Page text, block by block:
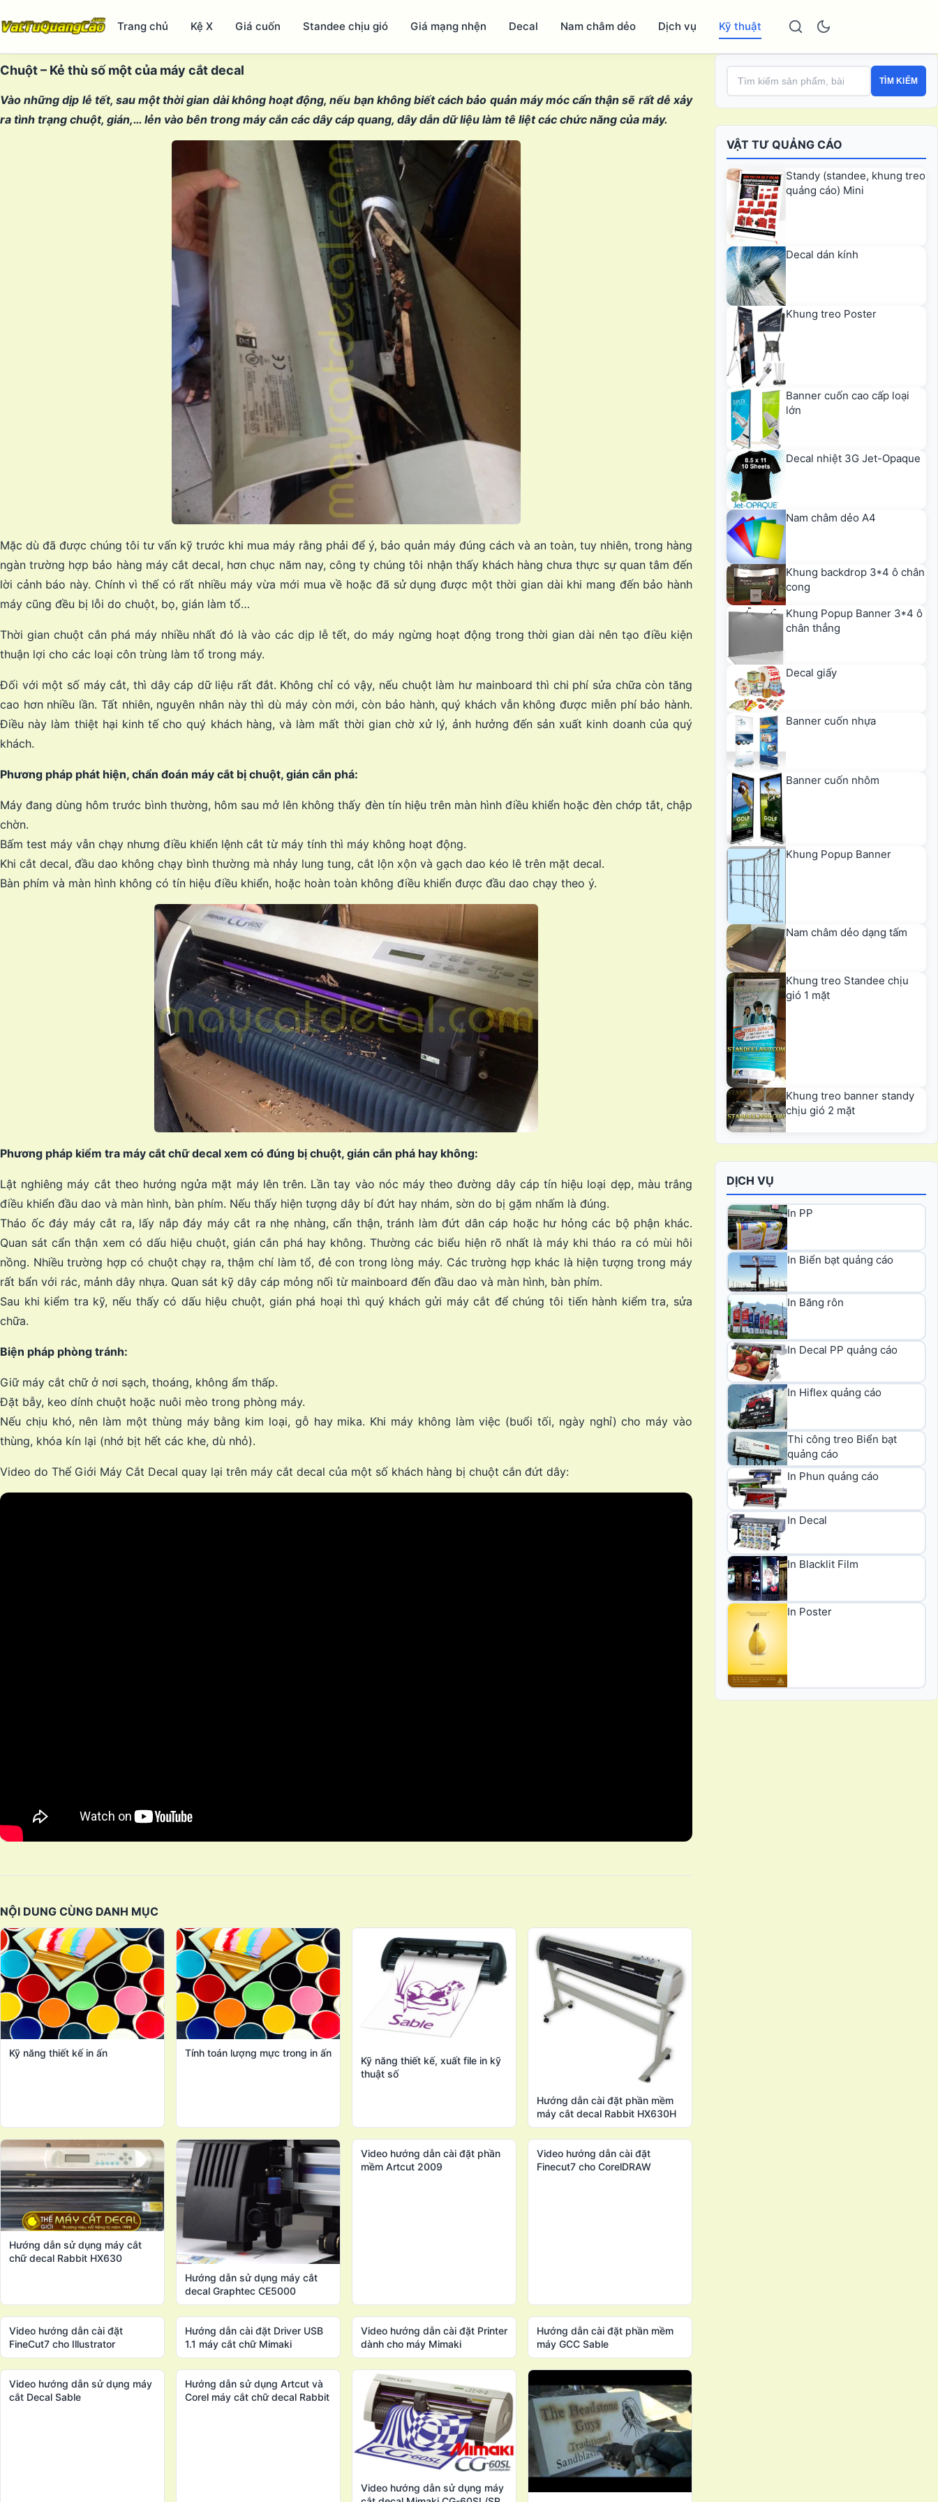
Trang chủ Kệ X Giá cuốn Standee chịu gió Giá mạng nhện Decal Nam châm dẻo Dịch vụ Kỹ thuật
Chuột – Kẻ thù số một của máy cắt decal
Vào những dịp lễ tết, sau một thời gian dài không hoạt động, nếu bạn không biết cách bảo quản máy móc cẩn thận sẽ rất dễ xảy
ra tình trạng chuột, gián,… lẻn vào bên trong máy cắn các dây cáp quang, dây dẫn dữ liệu làm tê liệt các chức năng của máy.
Mặc dù đã được chúng tôi tư vấn kỹ trước khi mua máy rằng phải để ý, bảo quản máy đúng cách và an toàn, tuy nhiên, trong hàng
ngàn trường hợp bảo hàng máy cắt decal, hơn chục năm nay, công ty chúng tôi nhận thấy khách hàng chưa thực sự quan tâm đến
lời cảnh báo này. Chính vì thế có rất nhiều máy vừa mới mua về hoặc đã sử dụng được một thời gian dài khi mang đến bảo hành
máy cũng đều bị lỗi do chuột, bọ, gián làm tổ…
Thời gian chuột cắn phá máy nhiều nhất đó là vào các dịp lễ tết, do máy ngừng hoạt động trong thời gian dài nên tạo điều kiện
thuận lợi cho các loại côn trùng làm tổ trong máy.
Đối với một số máy cắt, thì dây cáp dữ liệu rất đắt. Không chỉ có vậy, nếu chuột làm hư mainboard thì chi phí sửa chữa còn tăng
cao hơn nhiều lần. Tất nhiên, nguyên nhân này thì dù máy còn mới, còn bảo hành, quý khách vẫn không được miễn phí bảo hành.
Điều này làm thiệt hại kinh tế cho quý khách hàng, và làm mất thời gian chờ xử lý, ảnh hưởng đến sản xuất kinh doanh của quý
khách.
Phương pháp phát hiện, chẩn đoán máy cắt bị chuột, gián cắn phá:
Máy đang dùng hôm trước bình thường, hôm sau mở lên không thấy đèn tín hiệu trên màn hình điều khiển hoặc đèn chớp tắt, chập
chờn.
Bấm test máy vẫn chạy nhưng điều khiển lệnh cắt từ máy tính thì máy không hoạt động.
Khi cắt decal, đầu dao không chạy bình thường mà nhảy lung tung, cắt lộn xộn và gạch dao kéo lê trên mặt decal.
Bàn phím và màn hình không có tín hiệu điều khiển, hoặc hoàn toàn không điều khiển được đầu dao chạy theo ý.
Phương pháp kiểm tra máy cắt chữ decal xem có đúng bị chuột, gián cắn phá hay không:
Lật nghiêng máy cắt theo hướng ngửa mặt máy lên trên. Lần tay vào nóc máy theo đường dây cáp tín hiệu loại dẹp, màu trắng
điều khiển đầu dao và màn hình, bàn phím. Nếu thấy hiện tượng dây bí đứt hay nhám, sờn do bị gặm nhấm là đúng.
Tháo ốc đáy máy cắt ra, lấy nắp đáy máy cắt ra nhẹ nhàng, cẩn thận, tránh làm đứt dân cáp hoặc hư hỏng các bộ phận khác.
Quan sát cẩn thận xem có dấu hiệu chuột, gián cắn phá hay không. Thường các biểu hiện rõ nhất là máy khi tháo ra có mùi hôi
nồng. Nhiều trường hợp có chuột chạy ra, thậm chí làm tổ, đẻ con trong lòng máy. Các trường hợp khác là hiện tượng trong máy
rất bẩn với rác, mảnh dây nhựa. Quan sát kỹ dây cáp mỏng nối từ mainboard đến đầu dao và màn hình, bàn phím.
Sau khi kiểm tra kỹ, nếu thấy có dấu hiệu chuột, gián phá hoại thì quý khách gửi máy cắt để chúng tôi tiến hành kiểm tra, sửa
chữa.
Biện pháp phòng tránh:
Giữ máy cắt chữ ở nơi sạch, thoáng, không ẩm thấp.
Đặt bẫy, keo dính chuột hoặc nuôi mèo trong phòng máy.
Nếu chịu khó, nên làm một thùng máy bằng kim loại, gỗ hay mika. Khi máy không làm việc (buổi tối, ngày nghỉ) cho máy vào
thùng, khóa kín lại (nhớ bịt hết các khe, dù nhỏ).
Video do Thế Giới Máy Cắt Decal quay lại trên máy cắt decal của một số khách hàng bị chuột cắn đứt dây:
NỘI DUNG CÙNG DANH MỤC
Kỹ năng thiết kế in ấn Tính toán lượng mực trong in ấn
Kỹ năng thiết kế, xuất file in kỹ
thuật số
Hướng dẫn cài đặt phần mềm
máy cắt decal Rabbit HX630H
Hướng dẫn sử dụng máy cắt
chữ decal Rabbit HX630
Hướng dẫn sử dụng máy cắt
decal Graphtec CE5000
Video hướng dẫn cài đặt phần
mềm Artcut 2009
Video hướng dẫn cài đặt
Finecut7 cho CorelDRAW
Video hướng dẫn cài đặt
FineCut7 cho Illustrator
Hướng dẫn cài đặt Driver USB
1.1 máy cắt chữ Mimaki
Video hướng dẫn cài đặt Printer
dành cho máy Mimaki
Hướng dẫn cài đặt phần mềm
máy GCC Sable
Video hướng dẫn sử dụng máy
cắt Decal Sable
Hướng dẫn sử dụng Artcut và
Corel máy cắt chữ decal Rabbit
Video hướng dẫn sử dụng máy
TÌM KIẾM
VẬT TƯ QUẢNG CÁO
Standy (standee, khung treo
quảng cáo) Mini
Decal dán kính
Khung treo Poster
Banner cuốn cao cấp loại
lớn
Decal nhiệt 3G Jet-Opaque
Nam châm dẻo A4
Khung backdrop 3*4 ô chân
cong
Khung Popup Banner 3*4 ô
chân thẳng
Decal giấy
Banner cuốn nhựa
Banner cuốn nhôm
Khung Popup Banner
Nam châm dẻo dạng tấm
Khung treo Standee chịu
gió 1 mặt
Khung treo banner standy
chịu gió 2 mặt
DỊCH VỤ
In PP
In Biển bạt quảng cáo
In Băng rôn
In Decal PP quảng cáo
In Hiflex quảng cáo
Thi công treo Biển bạt
quảng cáo
In Phun quảng cáo
In Decal
In Blacklit Film
In Poster